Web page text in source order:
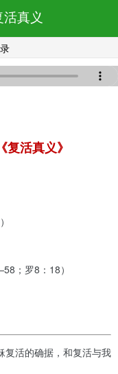
真义
活真义》
）
；罗8 ： 18）
复活的确据，和复活与我